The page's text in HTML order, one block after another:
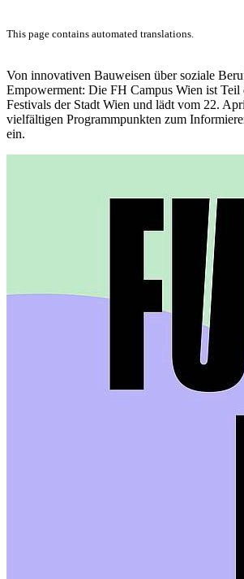
This page contains automated translations.
Von innovativen Bauweisen über soziale
Empowerment: Die FH Campus Wien ist Teil
Festivals der Stadt Wien und lädt vom 22.
vielfältigen Programmpunkten zum
ein.